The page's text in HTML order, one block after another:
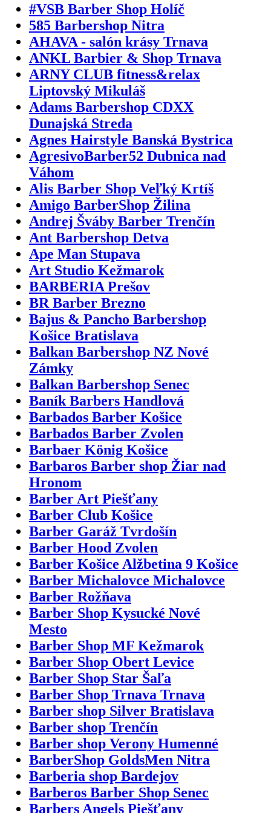
#VSB Barber Shop Holíč
585 Barbershop Nitra
AHAVA - salón krásy Trnava
ANKL Barbier & Shop Trnava
ARNY CLUB fitness&relax
Liptovský Mikuláš
Adams Barbershop CDXX
Dunajská Streda
Agnes Hairstyle Banská Bystrica
AgresivoBarber52 Dubnica nad
Váhom
Alis Barber Shop Veľký Krtíš
Amigo BarberShop Žilina
Andrej Šváby Barber Trenčín
Ant Barbershop Detva
Ape Man Stupava
Art Studio Kežmarok
BARBERIA Prešov
BR Barber Brezno
Bajus & Pancho Barbershop
Košice Bratislava
Balkan Barbershop NZ Nové
Zámky
Balkan Barbershop Senec
Baník Barbers Handlová
Barbados Barber Košice
Barbados Barber Zvolen
Barbaer König Košice
Barbaros Barber shop Žiar nad
Hronom
Barber Art Piešťany
Barber Club Košice
Barber Garáž Tvrdošín
Barber Hood Zvolen
Barber Košice Alžbetina 9 Košice
Barber Michalovce Michalovce
Barber Rožňava
Barber Shop Kysucké Nové
Mesto
Barber Shop MF Kežmarok
Barber Shop Obert Levice
Barber Shop Star Šaľa
Barber Shop Trnava Trnava
Barber shop Silver Bratislava
Barber shop Trenčín
Barber shop Verony Humenné
BarberShop GoldsMen Nitra
Barberia shop Bardejov
Barberos Barber Shop Senec
Barbers Angels Piešťany